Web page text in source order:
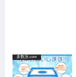
多数決.com